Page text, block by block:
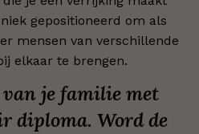
gepositioneerd om als
mensen van verschillende
elkaar te brengen.
van je familie met
diploma. Word de